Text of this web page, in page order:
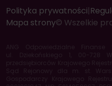
Polityka prywatności|
Mapa strony© Wszelkie